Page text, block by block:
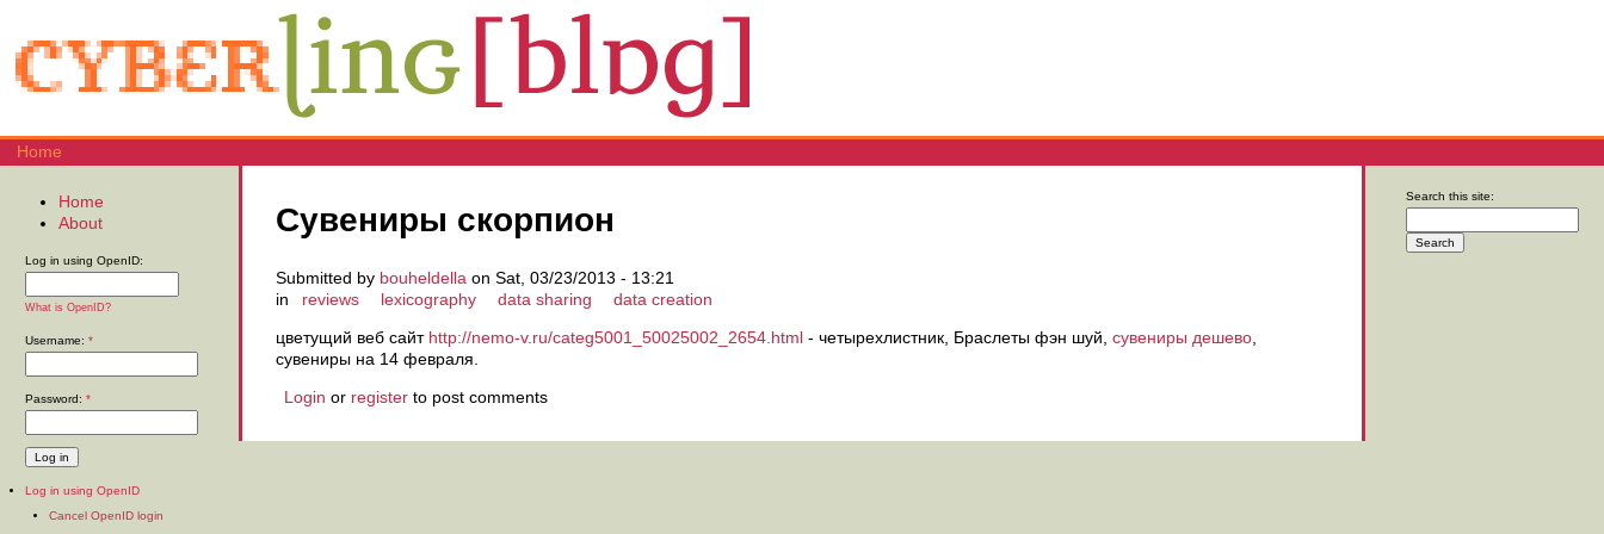
Home
Сувениры скорпион
Submitted by bouheldella on Sat, 03/23/2013 - 13:21
in
reviews lexicography data sharing
data creation
цветущий веб сайт http://nemo-v.ru/categ5001_50025002_2654.html - четырехлистник, Браслеты фэн шуй, сувениры дешево
сувениры на 14 февраля.
Login or register to post comments
Home
About
Log in using OpenID:
What is OpenID?
Username: *
Password: *
Log in using OpenID
Cancel OpenID login
Search this site: